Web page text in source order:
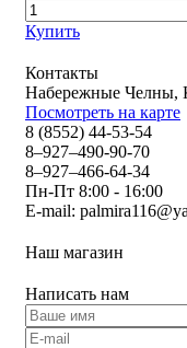
Купить
Контакты
Набережные Челны,
Посмотреть на карте
8 (8552) 44-53-54
8–927–490-90-70
8–927–466-64-34
Пн-Пт 8:00 - 16:00
E-mail:
Наш магазин
Написать нам